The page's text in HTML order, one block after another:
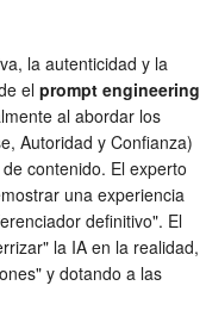
la autenticidad y la
el prompt engineering
al abordar los
Autoridad y Confianza)
contenido. El experto
una experiencia
definitivo". El
la IA en la realidad,
y dotando a las